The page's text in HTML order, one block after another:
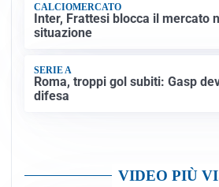
CALCIOMERCATO
Inter, Frattesi blocca il mercato
situazione
SERIE A
Roma, troppi gol subiti: Gasp
difesa
VIDEO PIÙ